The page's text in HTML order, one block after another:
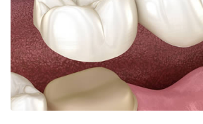
Ponte dentária